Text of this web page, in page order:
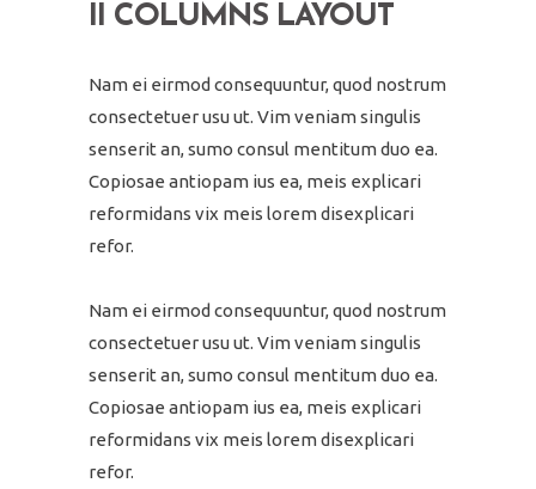
II COLUMNS LAYOUT
Nam ei eirmod consequuntur, quod nostrum
consectetuer usu ut. Vim veniam singulis
senserit an, sumo consul mentitum duo ea.
Copiosae antiopam ius ea, meis explicari
reformidans vix meis lorem disexplicari
refor.
Nam ei eirmod consequuntur, quod nostrum
consectetuer usu ut. Vim veniam singulis
senserit an, sumo consul mentitum duo ea.
Copiosae antiopam ius ea, meis explicari
reformidans vix meis lorem disexplicari
refor.